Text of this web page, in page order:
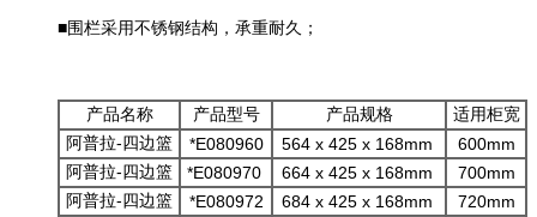
■围栏采用不锈钢结构，承重耐久；
产品名称 产品型号 产品规格
适用柜宽
阿普拉-四边篮
*E080960 564 x 425 x 168mm
600mm
阿普拉-四边篮
*E080970 664 x 425 x 168mm
700mm
阿普拉-四边篮
*E080972 684 x 425 x 168mm
720mm